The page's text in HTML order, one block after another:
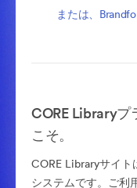
または、
CORE Libraryプ
こそ。
CORE Libraryサイ
システムです。ご利